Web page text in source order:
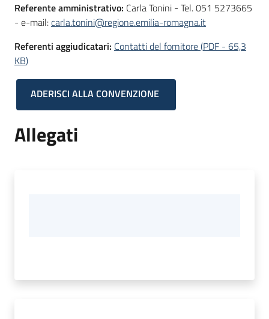
Referente amministrativo: Carla Tonini - Tel. 051 5273665
- e-mail:carla.tonini@regione.emilia-romagna.it
Referenti aggiudicatari: Contatti del fornitore(PDF - 65,3
KB)
ADERISCI ALLA CONVENZIONE
Allegati